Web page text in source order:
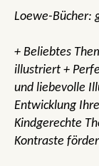
Loewe-Bücher:
+ Beliebtes
illustriert +
und liebevolle
Entwicklung
Kindgerechte
Kontraste